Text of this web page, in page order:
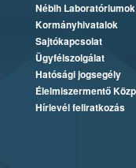
Nébih Laboratóriumok
Kormányhivatalok
Sajtókapcsolat
Ügyfélszolgálat
Hatósági jogsegély
Élelmiszermentő
Hírlevél feliratkozás